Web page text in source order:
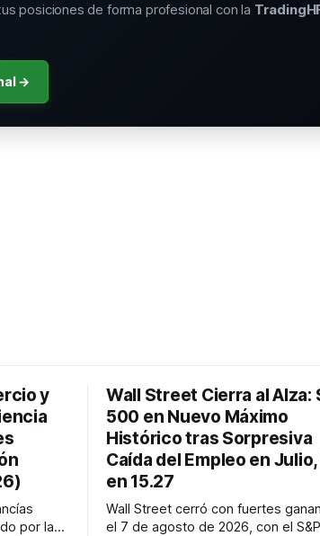
posiciones de forma profesional con la
→
y
por la
Wall Street Cierra al Alza:
500 en Nuevo Máximo
Histórico tras Sorpresiva
Caída del Empleo en Julio,
en 15.27
Wall Street cerró con fuertes
el 7 de agosto de 2026, con el